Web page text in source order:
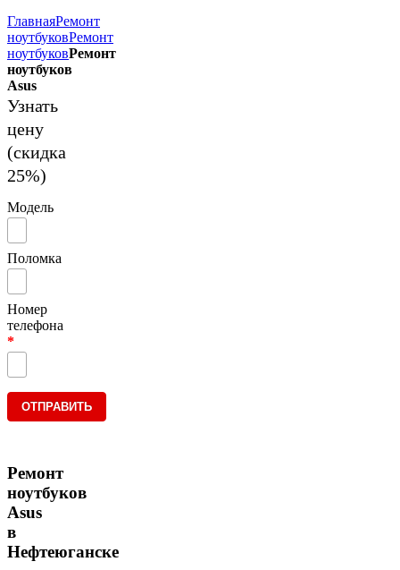
ГлавнаяРемонт
ноутбуковРемонт
ноутбуковРемонт
ноутбуков
Asus
Узнать
цену
(скидка
25%)
Модель
Поломка
Номер
телефона
*
Ремонт
ноутбуков
Asus
в
Нефтеюганске